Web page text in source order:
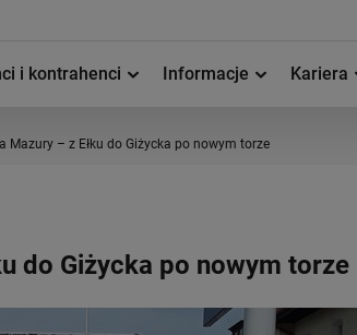
i kontrahenci Informacje Kariera
Mazury – z Ełku do Giżycka po nowym torze
do Giżycka po nowym torze